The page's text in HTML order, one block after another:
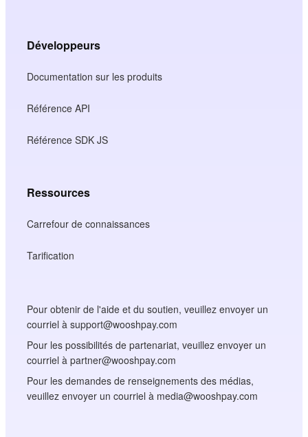
Développeurs
Documentation sur les produits
Référence API
Référence SDK JS
Ressources
Carrefour de connaissances
Tarification
Pour obtenir de l'aide et du soutien, veuillez envoyer un
courriel à support@wooshpay.com
Pour les possibilités de partenariat, veuillez envoyer un
courriel à partner@wooshpay.com
Pour les demandes de renseignements des médias,
veuillez envoyer un courriel à media@wooshpay.com